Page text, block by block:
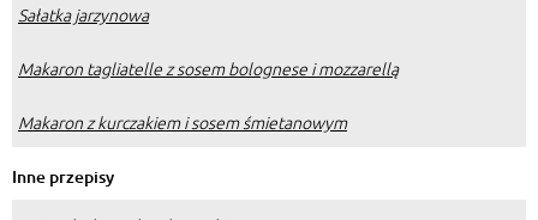
Sałatka jarzynowa
Makaron tagliatelle z sosem bolognese i mozzarellą
Makaron z kurczakiem i sosem śmietanowym
Inne przepisy